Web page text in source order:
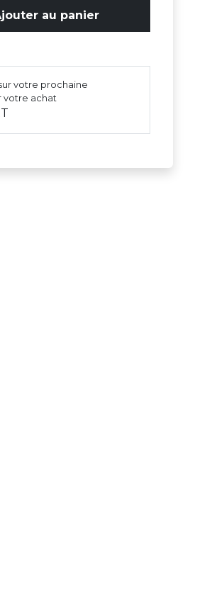
au panier
votre prochaine
votre achat